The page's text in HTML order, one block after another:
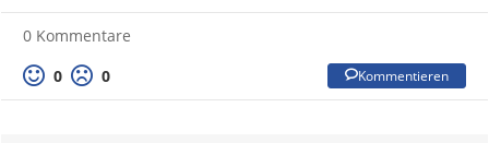
0 Kommentare
0
0 Kommentieren